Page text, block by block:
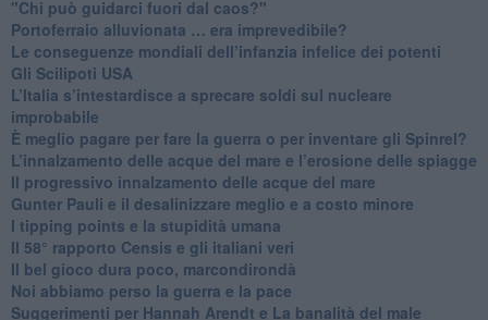
"Chi può guidarci fuori dal caos?"
​Portoferraio alluvionata … era imprevedibile?
Le conseguenze mondiali dell’infanzia infelice dei potenti
​Gli Scilipoti USA
L’Italia s’intestardisce a sprecare soldi sul nucleare
improbabile
È meglio pagare per fare la guerra o per inventare gli Spinrel?
​L’innalzamento delle acque del mare e l’erosione delle spiagge
​Il progressivo innalzamento delle acque del mare
​Gunter Pauli e il desalinizzare meglio e a costo minore
I tipping points e la stupidità umana
​Il 58° rapporto Censis e gli italiani veri
​Il bel gioco dura poco, marcondirondà
Noi abbiamo perso la guerra e la pace
Suggerimenti per Hannah Arendt e La banalità del male